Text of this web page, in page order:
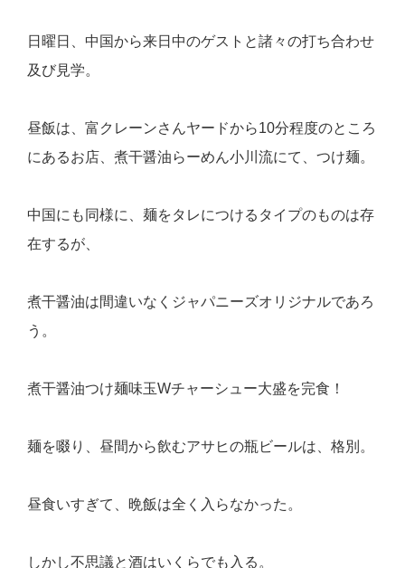
日曜日、中国から来日中のゲストと諸々の打ち合わせ
及び見学。
昼飯は、富クレーンさんヤードから10分程度のところ
にあるお店、煮干醤油らーめん小川流にて、つけ麺。
中国にも同様に、麺をタレにつけるタイプのものは存
在するが、
煮干醤油は間違いなくジャパニーズオリジナルであろ
う。
煮干醤油つけ麺味玉Wチャーシュー大盛を完食！
麺を啜り、昼間から飲むアサヒの瓶ビールは、格別。
昼食いすぎて、晩飯は全く入らなかった。
しかし不思議と酒はいくらでも入る。